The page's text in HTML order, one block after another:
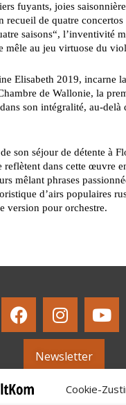
Cookie-
fuyants, joies
recueil de quatre
saisons“, l’inventivité
mêle au jeu virtuose du
Elisabeth 2019, incarne
de Wallonie, la
son intégralité, au-delà
son séjour de détente à
dans cette œuvre
mêlant phrases
d’airs populaires
version pour orchestre.
Newsletter